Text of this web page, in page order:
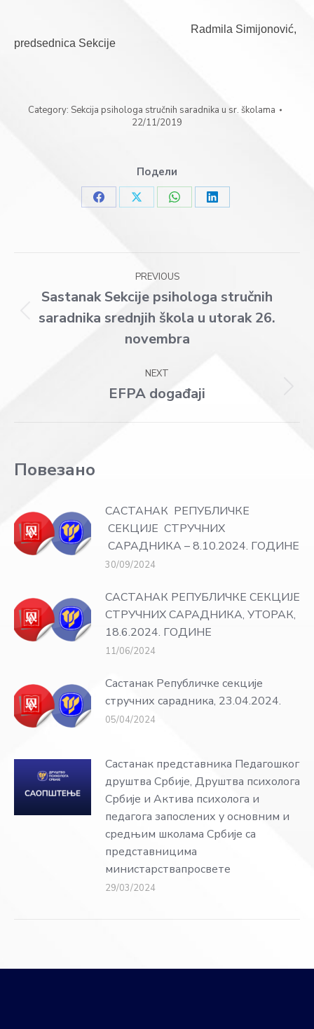
Radmila Simijonović,
predsednica Sekcije
Category: Sekcija psihologa stručnih saradnika u sr. školama
22/11/2019
Подели
Share
Share
Share
Share
navigation
PREVIOUS
Previous
post:
Sastanak Sekcije psihologa stručnih
saradnika srednjih škola u utorak 26.
novembra
NEXT
Next
EFPA događaji
Повезано
САСТАНАК РЕПУБЛИЧКЕ
СЕКЦИЈЕ СТРУЧНИХ
САРАДНИКА – 8.10.2024. ГОДИНЕ
30/09/2024
САСТАНАК РЕПУБЛИЧКЕ СЕКЦИЈЕ
СТРУЧНИХ САРАДНИКА, УТОРАК,
18.6.2024. ГОДИНЕ
11/06/2024
Састанак Републичке секције
стручних сарадника, 23.04.2024.
05/04/2024
Састанак представника Педагошког
друштва Србије, Друштва психолога
Србије и Актива психолога и
педагога запослених у основним и
средњим школама Србије са
представницима
министарствапросвете
29/03/2024